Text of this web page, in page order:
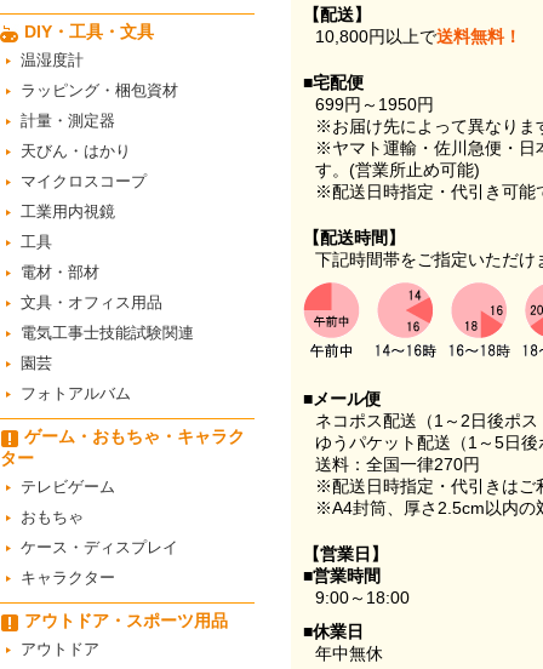
DIY・工具・文具
温湿度計
ラッピング・梱包資材
計量・測定器
天びん・はかり
マイクロスコープ
工業用内視鏡
工具
電材・部材
文具・オフィス用品
電気工事士技能試験関連
園芸
フォトアルバム
ゲーム・おもちゃ・キャラク
ター
テレビゲーム
おもちゃ
ケース・ディスプレイ
キャラクター
アウトドア・スポーツ用品
アウトドア
【配送】
10,800円以上で送料無料！
■宅配便
699円～1950円
※お届け先によって異なりま
※ヤマト運輸・佐川急便・日
す。(営業所止め可能)
※配送日時指定・代引き可能
【配送時間】
下記時間帯をご指定いただけ
■メール便
ネコポス配送（1～2日後ポ
ゆうパケット配送（1～5日
送料：全国一律270円
※配送日時指定・代引きはご
※A4封筒、厚さ2.5cm以内の
【営業日】
■営業時間
9:00～18:00
■休業日
年中無休